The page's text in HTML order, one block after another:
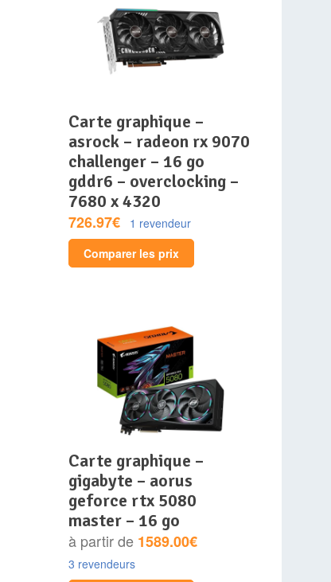
carte graphique –
asrock – radeon rx 9070
challenger – 16 go
gddr6 – overclocking –
7680 x 4320
726.97€
1 revendeur
Comparer les prix
carte graphique –
gigabyte – aorus
geforce rtx 5080
master – 16 go
à partir de 1589.00€
3 revendeurs